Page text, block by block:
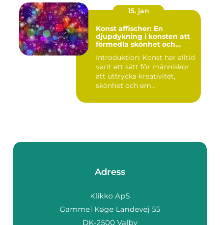
15. jan
Konst affischer: En
djupdykning i konsten att
förmedla skönhet och
Introduktion: Konst har alltid
varit ett sätt för människor
att uttrycka kreativitet,
skönhet och em...
Adress